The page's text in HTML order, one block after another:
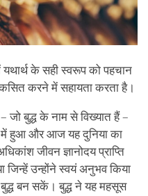
यथार्थ के सही स्वरूप को पहचान
करने में सहायता करता है।
– जो बुद्ध के नाम से विख्यात हैं –
भर में हुआ और आज यह दुनिया का
जीवन ज्ञानोदय प्राप्ति
जिन्हें उन्होंने स्वयं अनुभव किया
बुद्ध बन सकें। बुद्ध ने यह महसूस